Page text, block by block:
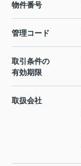
物件番号
管理コード
取引条件の
有効期限
取扱会社